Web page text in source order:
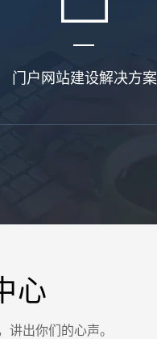
门户网站建设解决方案
心
讲出你们的心声。您的预算